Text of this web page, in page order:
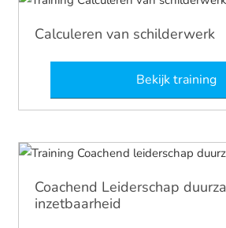
Calculeren van schilderwerk
Bekijk training
Coachend Leiderschap
inzetbaarheid